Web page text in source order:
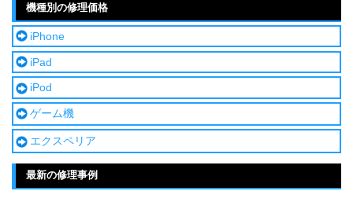
機種別の修理価格
iPhone
iPad
iPod
ゲーム機
エクスペリア
最新の修理事例